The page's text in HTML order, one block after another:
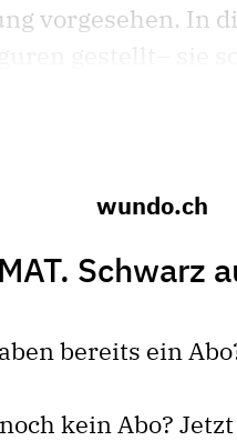
vorgesehen. In
wundo.ch
Schwarz
bereits ein
kein Abo?